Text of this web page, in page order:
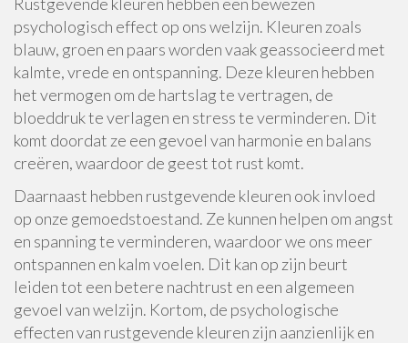
psychologisch effect op ons welzijn. Kleuren zoals
blauw, groen en paars worden vaak geassocieerd met
kalmte, vrede en ontspanning. Deze kleuren hebben
het vermogen om de hartslag te vertragen, de
bloeddruk te verlagen en stress te verminderen. Dit
komt doordat ze een gevoel van harmonie en balans
creëren, waardoor de geest tot rust komt.
Daarnaast hebben rustgevende kleuren ook invloed
op onze gemoedstoestand. Ze kunnen helpen om angst
en spanning te verminderen, waardoor we ons meer
ontspannen en kalm voelen. Dit kan op zijn beurt
leiden tot een betere nachtrust en een algemeen
gevoel van welzijn. Kortom, de psychologische
effecten van rustgevende kleuren zijn aanzienlijk en